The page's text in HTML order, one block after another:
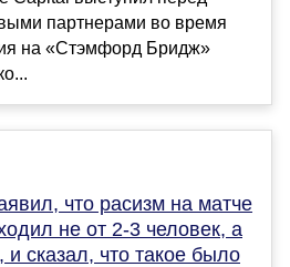
партнерами во время
на «Стэмфорд Бридж»
что расизм на матче
не от 2-3 человек, а
и сказал, что такое было